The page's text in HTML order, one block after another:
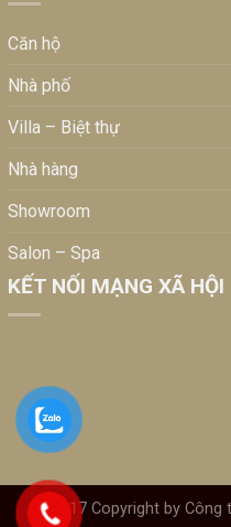
Căn hộ
Nhà phố
Villa – Biệt thự
Nhà hàng
Showroom
Salon – Spa
KẾT NỐI MẠNG XÃ HỘI
©2017 Copyright by Công